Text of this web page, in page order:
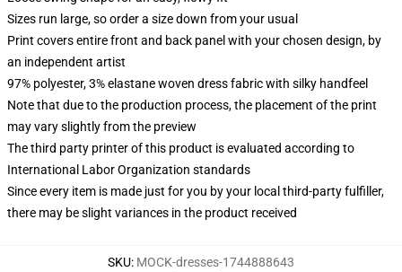
Sizes run large, so order a size down from your usual
Print covers entire front and back panel with your chosen design, by
an independent artist
97% polyester, 3% elastane woven dress fabric with silky handfeel
Note that due to the production process, the placement of the print
may vary slightly from the preview
The third party printer of this product is evaluated according to
International Labor Organization standards
Since every item is made just for you by your local third-party fulfiller,
there may be slight variances in the product received
SKU: MOCK-dresses-1744888643